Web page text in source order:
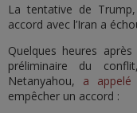
La tentative de
accord avec l’Iran a
Quelques heures
préliminaire du
Netanyahou, a appelé
empêcher un accord :